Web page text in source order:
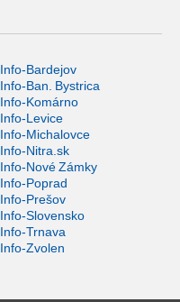
Info-Bardejov
Info-Ban. Bystrica
Info-Komárno
Info-Levice
Info-Michalovce
Info-Nitra.sk
Info-Nové Zámky
Info-Poprad
Info-Prešov
Info-Slovensko
Info-Trnava
Info-Zvolen